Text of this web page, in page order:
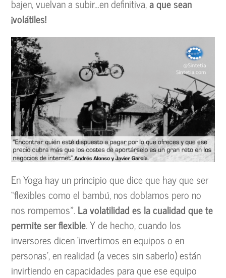
bajen, vuelvan a subir…en definitiva,a que sean
¡volátiles!
En Yoga hay un principio que dice que hay que ser
“flexibles como el bambú, nos doblamos pero no
nos rompemos».La volatilidad es la cualidad que te
permite ser flexible. Y de hecho, cuando los
inversores dicen ‘invertimos en equipos o en
personas’, en realidad (a veces sin saberlo) están
invirtiendo en capacidades para que ese equipo